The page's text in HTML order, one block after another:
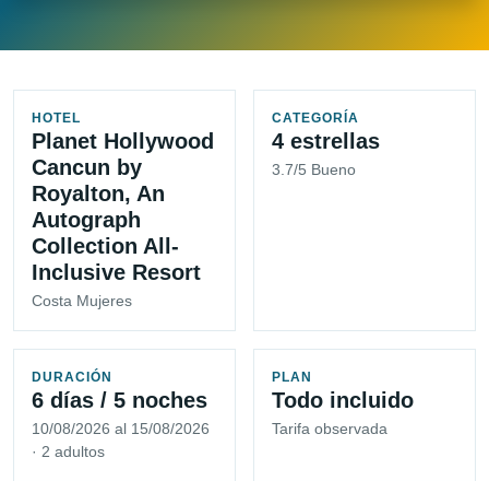
HOTEL
Planet Hollywood
Cancun by
Royalton, An
Autograph
Collection All-
Inclusive Resort
Costa Mujeres
CATEGORÍA
4 estrellas
3.7/5 Bueno
DURACIÓN
6 días / 5 noches
10/08/2026 al 15/08/2026
· 2 adultos
PLAN
Todo incluido
Tarifa observada